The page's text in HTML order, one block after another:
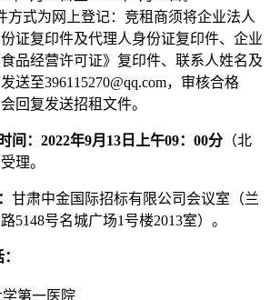
方式为网上登记： 竞租商须将企业法人
证复印件及代理人身份证复印件、企业
食品经营许可证》 复印件、 联系人姓名及
送至396115270@qq.com，审核合格
回复发送招租文件。
间： 2022年9月 13 日 上午09： 00分 （北
理。
甘肃中金国际招标有限公司会议室（兰
5148号名城广场1号楼2013室） 。
第一医院